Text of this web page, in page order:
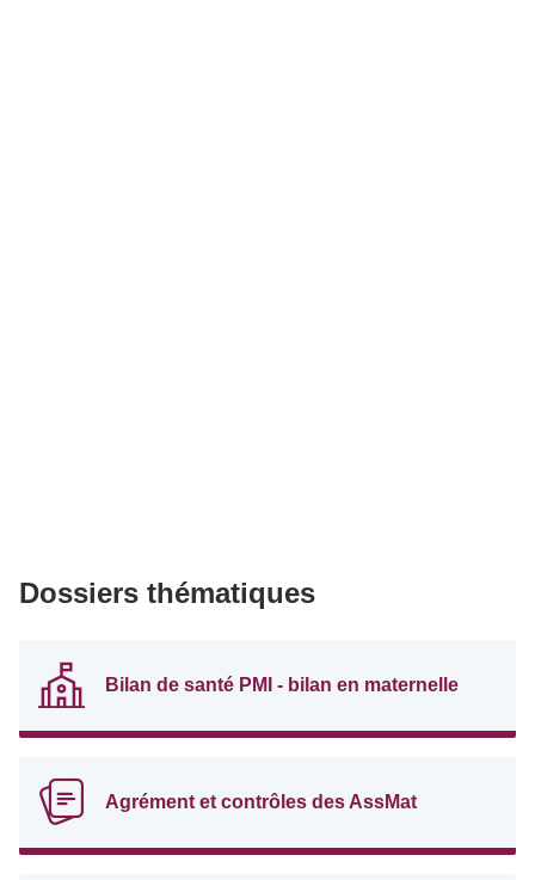
Dossiers thématiques
Bilan de santé PMI - bilan en maternelle
Agrément et contrôles des AssMat